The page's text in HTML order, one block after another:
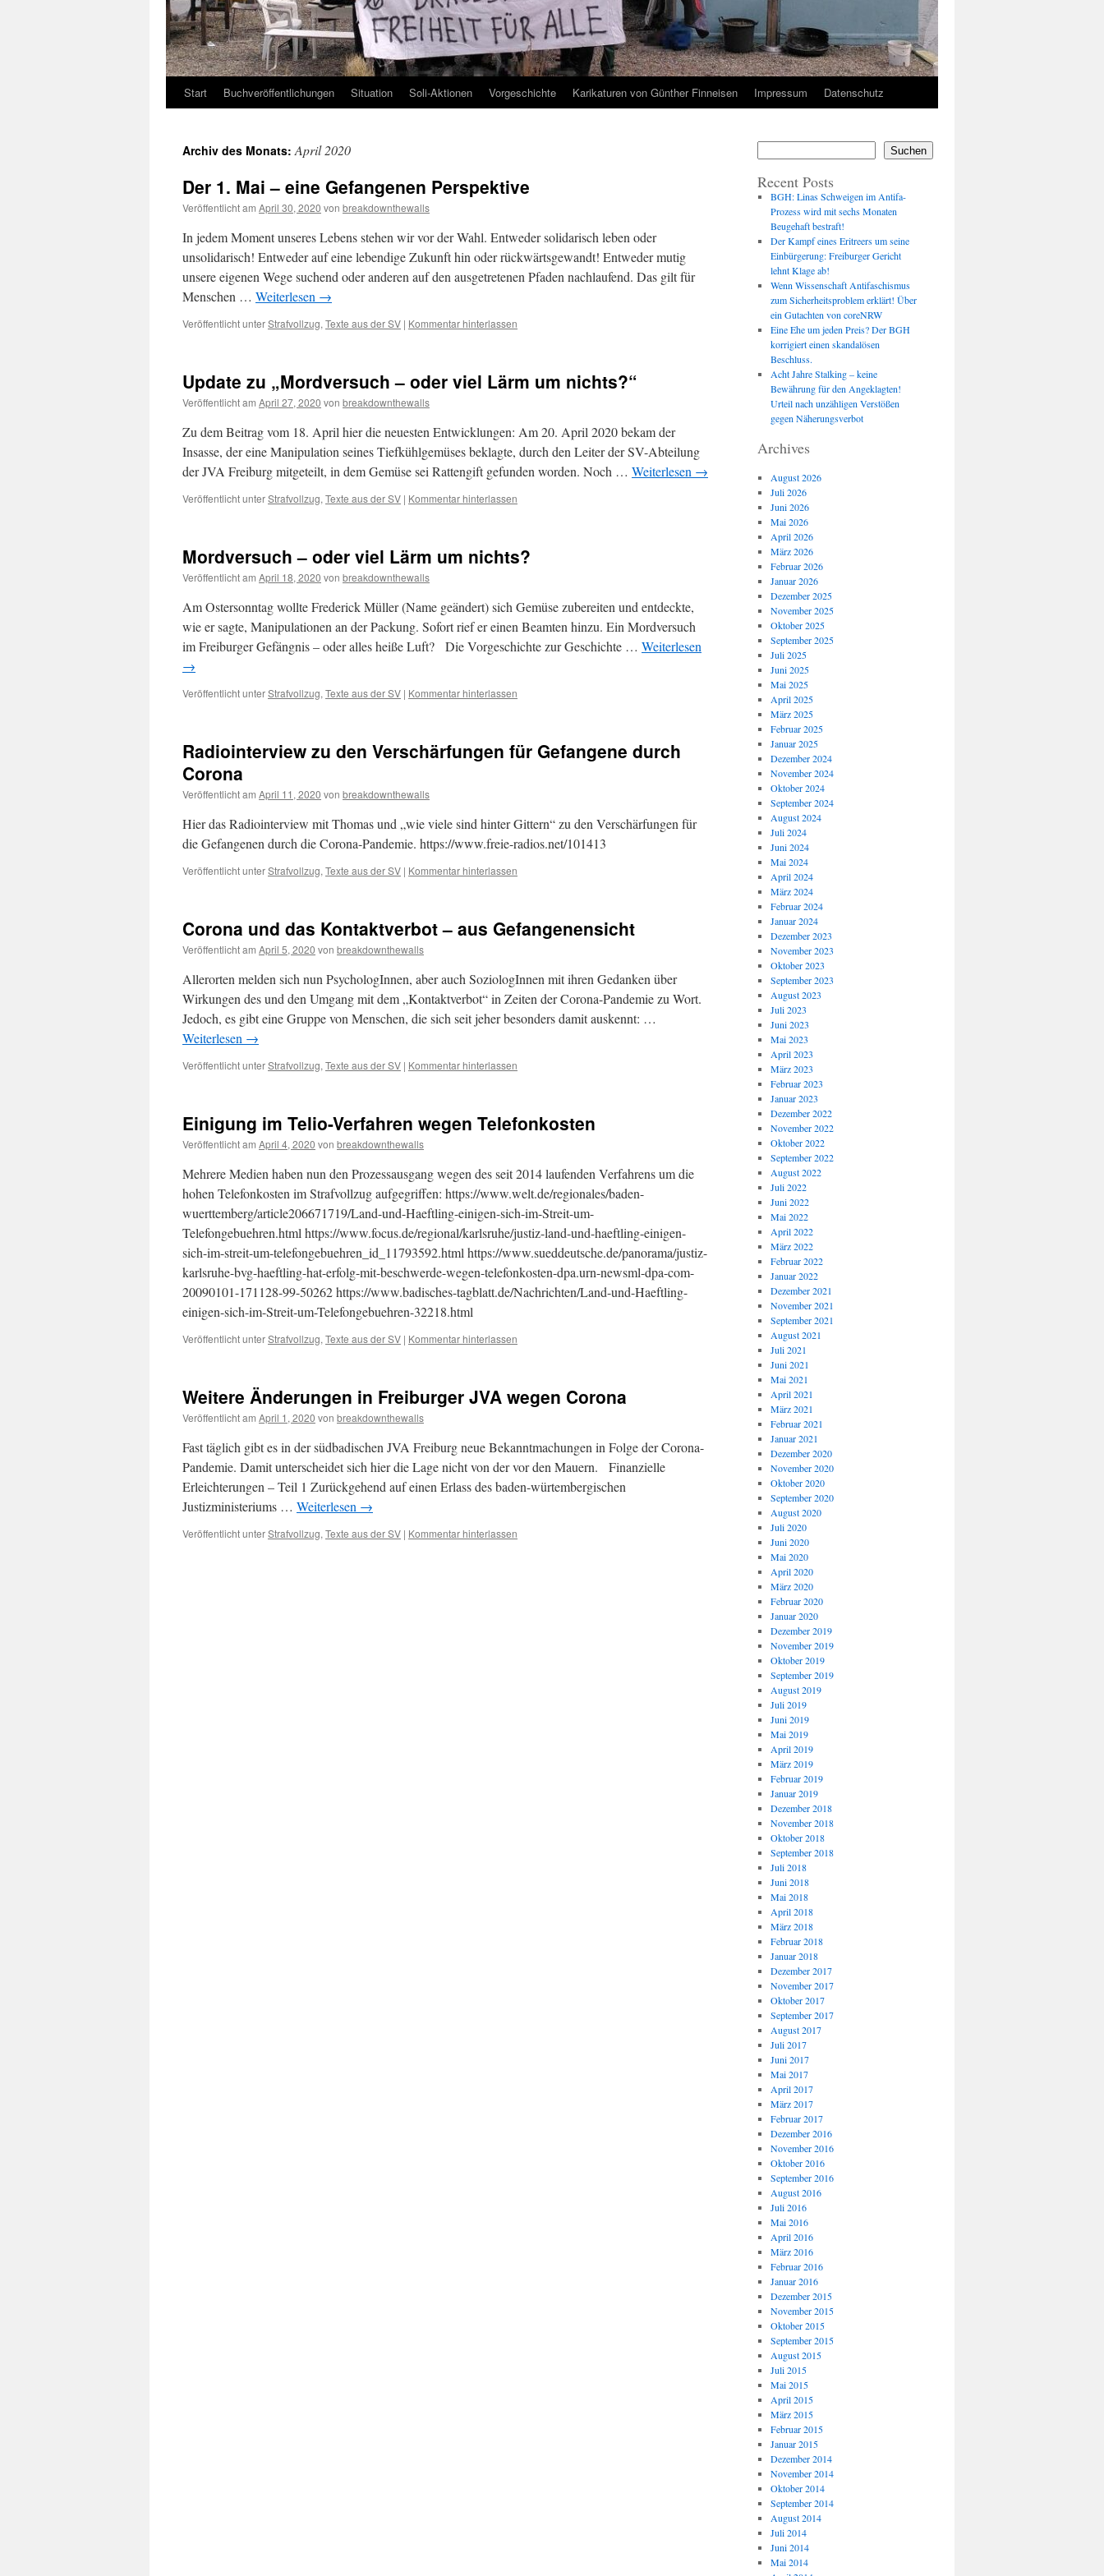
Start Buchveröffentlichungen Situation Soli-Aktionen Vorgeschichte Karikaturen von Günther Finneisen Impressum Datenschutz
Archiv des Monats:April 2020
Der 1. Mai – eine Gefangenen Perspektive
Veröffentlicht am April 30, 2020 von breakdownthewalls
In jedem Moment unseres Lebens stehen wir vor der Wahl. Entweder solidarisch leben oder
unsolidarisch! Entweder auf eine lebendige Zukunft hin oder rückwärtsgewandt! Entweder mutig
unsere eigenen Wege suchend oder anderen auf den ausgetretenen Pfaden nachlaufend. Das gilt für
Menschen … Weiterlesen →
Veröffentlicht unterStrafvollzug, Texte aus der SV | Kommentar hinterlassen
Update zu „Mordversuch – oder viel Lärm um nichts?“
Veröffentlicht am April 27, 2020 von breakdownthewalls
Zu dem Beitrag vom 18. April hier die neuesten Entwicklungen: Am 20. April 2020 bekam der
Insasse, der eine Manipulation seines Tiefkühlgemüses beklagte, durch den Leiter der SV-Abteilung
der JVA Freiburg mitgeteilt, in dem Gemüse sei Rattengift gefunden worden. Noch … Weiterlesen →
Veröffentlicht unterStrafvollzug, Texte aus der SV | Kommentar hinterlassen
Mordversuch – oder viel Lärm um nichts?
Veröffentlicht am April 18, 2020 von breakdownthewalls
Am Ostersonntag wollte Frederick Müller (Name geändert) sich Gemüse zubereiten und entdeckte,
wie er sagte, Manipulationen an der Packung. Sofort rief er einen Beamten hinzu. Ein Mordversuch
im Freiburger Gefängnis – oder alles heiße Luft? Die Vorgeschichte zur Geschichte … Weiterlesen
→
Veröffentlicht unterStrafvollzug, Texte aus der SV | Kommentar hinterlassen
Radiointerview zu den Verschärfungen für Gefangene durch
Corona
Veröffentlicht am April 11, 2020 von breakdownthewalls
Hier das Radiointerview mit Thomas und „wie viele sind hinter Gittern“ zu den Verschärfungen für
die Gefangenen durch die Corona-Pandemie. https://www.freie-radios.net/101413
Veröffentlicht unterStrafvollzug, Texte aus der SV | Kommentar hinterlassen
Corona und das Kontaktverbot – aus Gefangenensicht
Veröffentlicht am April 5, 2020 von breakdownthewalls
Allerorten melden sich nun PsychologInnen, aber auch SoziologInnen mit ihren Gedanken über
Wirkungen des und den Umgang mit dem „Kontaktverbot“ in Zeiten der Corona-Pandemie zu Wort.
Jedoch, es gibt eine Gruppe von Menschen, die sich seit jeher besonders damit auskennt: …
Weiterlesen →
Veröffentlicht unterStrafvollzug, Texte aus der SV | Kommentar hinterlassen
Einigung im Telio-Verfahren wegen Telefonkosten
Veröffentlicht am April 4, 2020 von breakdownthewalls
Mehrere Medien haben nun den Prozessausgang wegen des seit 2014 laufenden Verfahrens um die
hohen Telefonkosten im Strafvollzug aufgegriffen: https://www.welt.de/regionales/baden-
wuerttemberg/article206671719/Land-und-Haeftling-einigen-sich-im-Streit-um-
Telefongebuehren.html https://www.focus.de/regional/karlsruhe/justiz-land-und-haeftling-einigen-
sich-im-streit-um-telefongebuehren_id_11793592.html https://www.sueddeutsche.de/panorama/justiz-
karlsruhe-bvg-haeftling-hat-erfolg-mit-beschwerde-wegen-telefonkosten-dpa.urn-newsml-dpa-com-
20090101-171128-99-50262 https://www.badisches-tagblatt.de/Nachrichten/Land-und-Haeftling-
einigen-sich-im-Streit-um-Telefongebuehren-32218.html
Veröffentlicht unterStrafvollzug, Texte aus der SV | Kommentar hinterlassen
Weitere Änderungen in Freiburger JVA wegen Corona
Veröffentlicht am April 1, 2020 von breakdownthewalls
Fast täglich gibt es in der südbadischen JVA Freiburg neue Bekanntmachungen in Folge der Corona-
Pandemie. Damit unterscheidet sich hier die Lage nicht von der vor den Mauern. Finanzielle
Erleichterungen – Teil 1 Zurückgehend auf einen Erlass des baden-würtembergischen
Justizministeriums … Weiterlesen →
Veröffentlicht unterStrafvollzug, Texte aus der SV | Kommentar hinterlassen
Suchen
Recent Posts
BGH: Linas Schweigen im Antifa-
Prozess wird mit sechs Monaten
Beugehaft bestraft!
Der Kampf eines Eritreers um seine
Einbürgerung: Freiburger Gericht
lehnt Klage ab!
Wenn Wissenschaft Antifaschismus
zum Sicherheitsproblem erklärt! Über
ein Gutachten von coreNRW
Eine Ehe um jeden Preis? Der BGH
korrigiert einen skandalösen
Beschluss.
Acht Jahre Stalking – keine
Bewährung für den Angeklagten!
Urteil nach unzähligen Verstößen
gegen Näherungsverbot
Archives
August 2026
Juli 2026
Juni 2026
Mai 2026
April 2026
März 2026
Februar 2026
Januar 2026
Dezember 2025
November 2025
Oktober 2025
September 2025
Juli 2025
Juni 2025
Mai 2025
April 2025
März 2025
Februar 2025
Januar 2025
Dezember 2024
November 2024
Oktober 2024
September 2024
August 2024
Juli 2024
Juni 2024
Mai 2024
April 2024
März 2024
Februar 2024
Januar 2024
Dezember 2023
November 2023
Oktober 2023
September 2023
August 2023
Juli 2023
Juni 2023
Mai 2023
April 2023
März 2023
Februar 2023
Januar 2023
Dezember 2022
November 2022
Oktober 2022
September 2022
August 2022
Juli 2022
Juni 2022
Mai 2022
April 2022
März 2022
Februar 2022
Januar 2022
Dezember 2021
November 2021
September 2021
August 2021
Juli 2021
Juni 2021
Mai 2021
April 2021
März 2021
Februar 2021
Januar 2021
Dezember 2020
November 2020
Oktober 2020
September 2020
August 2020
Juli 2020
Juni 2020
Mai 2020
April 2020
März 2020
Februar 2020
Januar 2020
Dezember 2019
November 2019
Oktober 2019
September 2019
August 2019
Juli 2019
Juni 2019
Mai 2019
April 2019
März 2019
Februar 2019
Januar 2019
Dezember 2018
November 2018
Oktober 2018
September 2018
Juli 2018
Juni 2018
Mai 2018
April 2018
März 2018
Februar 2018
Januar 2018
Dezember 2017
November 2017
Oktober 2017
September 2017
August 2017
Juli 2017
Juni 2017
Mai 2017
April 2017
März 2017
Februar 2017
Dezember 2016
November 2016
Oktober 2016
September 2016
August 2016
Juli 2016
Mai 2016
April 2016
März 2016
Februar 2016
Januar 2016
Dezember 2015
November 2015
Oktober 2015
September 2015
August 2015
Juli 2015
Mai 2015
April 2015
März 2015
Februar 2015
Januar 2015
Dezember 2014
November 2014
Oktober 2014
September 2014
August 2014
Juli 2014
Juni 2014
Mai 2014